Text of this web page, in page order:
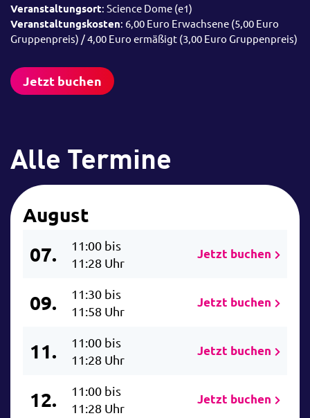
Veranstaltungsort: Science Dome (e1)
Veranstaltungskosten: 6,00 Euro Erwachsene (5,00 Euro
Gruppenpreis) / 4,00 Euro ermäßigt (3,00 Euro Gruppenpreis)
Jetzt buchen
Alle Termine
August
07.
11:00 bis
11:28 Uhr
Jetzt buchen
09.
11:30 bis
11:58 Uhr
Jetzt buchen
11.
11:00 bis
11:28 Uhr
Jetzt buchen
12.
11:00 bis
11:28 Uhr
Jetzt buchen